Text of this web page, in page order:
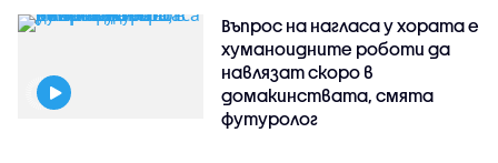
Въпрос на нагласа у хората е
хуманоидните роботи да
навлязат скоро в
домакинствата, смята
футуролог